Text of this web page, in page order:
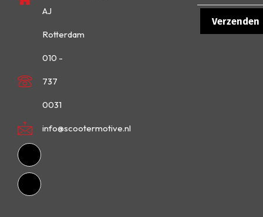
AJ
Rotterdam
010 -
737
0031
info@scootermotive.nl